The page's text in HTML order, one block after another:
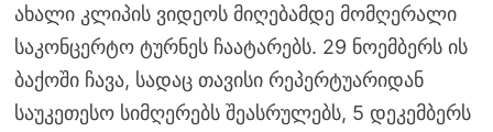
ახალი კლიპის ვიდეოს მიღებამდე მომღერალი
საკონცერტო ტურნეს ჩაატარებს. 29 ნოემბერს ის
ბაქოში ჩავა, სადაც თავისი რეპერტუარიდან
საუკეთესო სიმღერებს შეასრულებს, 5 დეკემბერს